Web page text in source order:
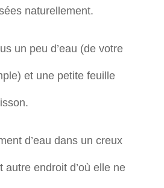
naturellement.
un peu d’eau (de votre
et une petite feuille
d’eau dans un creux
autre endroit d’où elle ne